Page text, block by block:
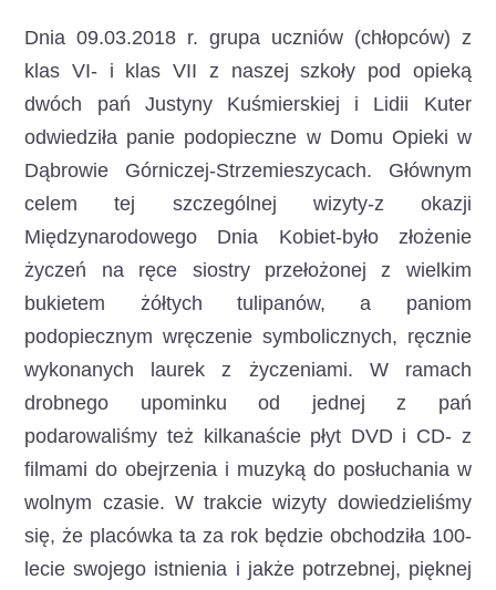
Dnia 09.03.2018 r. grupa uczniów (chłopców) z
klas VI- i klas VII z naszej szkoły pod opieką
dwóch pań Justyny Kuśmierskiej i Lidii Kuter
odwiedziła panie podopieczne w Domu Opieki w
Dąbrowie Górniczej-Strzemieszycach. Głównym
celem tej szczególnej wizyty-z okazji
Międzynarodowego Dnia Kobiet-było złożenie
życzeń na ręce siostry przełożonej z wielkim
bukietem żółtych tulipanów, a paniom
podopiecznym wręczenie symbolicznych, ręcznie
wykonanych laurek z życzeniami. W ramach
drobnego upominku od jednej z pań
podarowaliśmy też kilkanaście płyt DVD i CD- z
filmami do obejrzenia i muzyką do posłuchania w
wolnym czasie. W trakcie wizyty dowiedzieliśmy
się, że placówka ta za rok będzie obchodziła 100-
lecie swojego istnienia i jakże potrzebnej, pięknej